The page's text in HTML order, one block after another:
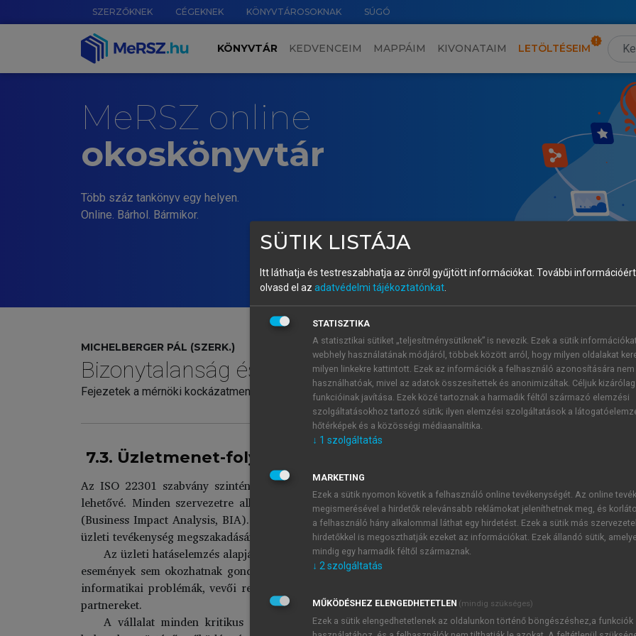
SZERZŐKNEK CÉGEKNEK KÖNYVTÁROSOKNAK SÚGÓ
KÖNYVTÁR KEDVENCEIM MAPPÁIM KIVONATAIM LETÖLTÉSEIM
MeRSZ online
okoskönyvtár
Több száz tankönyv egy helyen.
Online. Bárhol. Bármikor.
MICHELBERGER PÁL (SZERK.)
Bizonytalanság és biztonság
Fejezetek a mérnöki kockázatmenedzsmentből
7.3. Üzletmenet-folytonosság (ISO 22301)
Az ISO 22301 szabvány szintén egy vállalati működést szabályozó, sokféle kockázattípust figyelembe
lehetővé. Minden szervezetre alkalmazható. A potenciális veszélyek és kockázati tényezők feltárása egy
(Business Impact Analysis, BIA). Megvizsgálják a vállalat kulcstermékeit, ill. annak előállítási lépéseit, a
üzleti tevékenység megszakadásának maximálisan elfogadható időtartamát és a külső üzleti partnerektől való
Az üzleti hatáselemzés alapján a vállalat olyan üzletmenet-folytonossági tervet alakít ki (Business
események sem okozhatnak gondot (katasztrófahelyzet, alapanyaghiány, közműzavarok, munkaerőhiány,
informatikai problémák, vevői reklamációk stb.). Megmarad a cég jó híre, és képes folytatni az
partnereket.
A vállalat minden kritikus anyagi és információs folyamata rendelkezik olyan helyettesítő
SÜTIK LISTÁJA
Itt láthatja és testreszabhatja az önről gyűjtött információkat. További
olvasd el az adatvédelmi tájékoztatónkat.
STATISZTIKA
A statisztikai sütiket „teljesítménysütiknek” is nevezik. Ezek a sütik
webhely használatának módjáról, többek között arról, hogy milyen oldalakat
milyen linkekre kattintott. Ezek az információk a felhasználó azonosítására nem
használhatóak, mivel az adatok összesítettek és anonimizáltak. Céljuk kizárólag
funkcióinak javítása. Ezek közé tartoznak a harmadik féltől származó elemzési
szolgáltatásokhoz tartozó sütik; ilyen elemzési szolgáltatások a
hőtérképek és a közösségi médiaanalitika.
↓ 1 szolgáltatás
MARKETING
Ezek a sütik nyomon követik a felhasználó online tevékenységét. Az online
megismerésével a hirdetők relevánsabb reklámokat jeleníthetnek meg, és
a felhasználó hány alkalommal láthat egy hirdetést. Ezek a sütik más
hirdetőkkel is megoszthatják ezeket az információkat. Ezek állandó sütik,
mindig egy harmadik féltől származnak.
↓ 2szolgáltatás
MŰKÖDÉSHEZ ELENGEDHETETLEN (mindig szükséges)
Ezek a sütik elengedhetetlenek az oldalunkon történő böngészéshez,a funkciók